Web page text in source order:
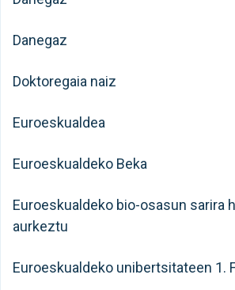
Danegaz
Doktoregaia naiz
Euroeskualdea
Euroeskualdeko Beka
Euroeskualdeko bio-osasun sarira
aurkeztu
Euroeskualdeko unibertsitateen 1.